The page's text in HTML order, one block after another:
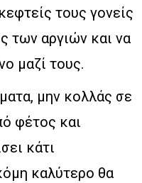
τους γονείς
των αργιών και να
μαζί τους.
μην κολλάς σε
φέτος και
κάτι
καλύτερο θα